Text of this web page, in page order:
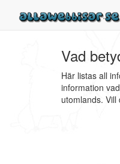
Vad
Här listas all
information
utomlands.